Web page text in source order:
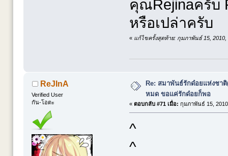
คุณRejinaครับ
หรือเปล่าครับ
« แก้ไขครั้งสุดท้าย: กุมภาพันธ์ 15, 2010,
ReJInA
Verified User
กัน-โอตะ
Re: สมาพันธ์รักด๋อยแห่งชา
หมด ขอแค่รักด๋อยก็พอ
« ตอบกลับ #71 เมื่อ: กุมภาพันธ์ 15,
^
^